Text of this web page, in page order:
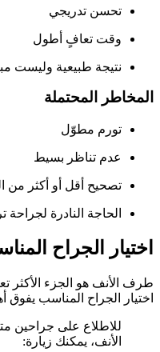
تحسن تدريجي
وقت تعافٍ أطول
نتيجة طبيعية وليست
المخاطر المحتملة
تورم مطوّل
عدم تناظر بسيط
تصحيح أقل أو أكثر من
الحاجة النادرة لجراحة
اختيار الجراح
طرف الأنف هو الجزء الأكثر
اختيار الجراح المناسب يفوق
للاطلاع على جراحين
الأنف، يمكنك زيارة: